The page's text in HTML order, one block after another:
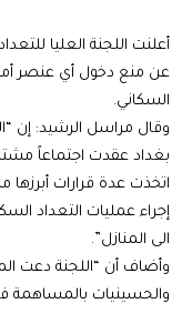
أعلنت اللجنة العليا
عن منع دخول أي عنصر
السكاني.
وقال مراسل الرشيد: إن
بغداد عقدت اجتماعاً
اتخذت عدة قرارات
إجراء عمليات التعداد
الى المنازل”.
وأضاف أن “اللجنة دعت
والحسينيات بالمساهمة